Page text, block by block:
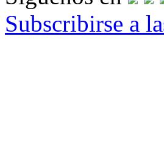
Subscribirse a